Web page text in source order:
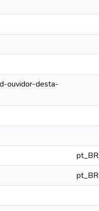
ouvidor-desta-
pt_BR
pt_BR